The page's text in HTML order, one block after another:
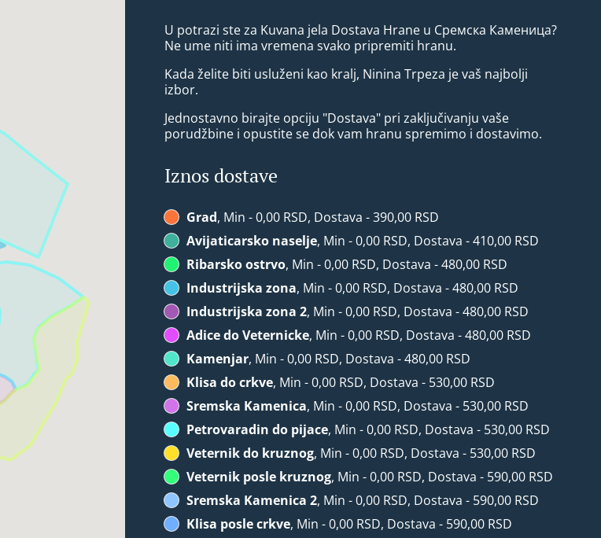
U potrazi ste za Kuvana jela Dostava Hrane u Сремска Каменица?
Ne ume niti ima vremena svako pripremiti hranu.
Kada želite biti usluženi kao kralj, Ninina Trpeza je vaš najbolji
izbor.
Jednostavno birajte opciju "Dostava" pri zaključivanju vaše
porudžbine i opustite se dok vam hranu spremimo i dostavimo.
Iznos dostave
Grad, Min - 0,00 RSD, Dostava - 390,00 RSD
Avijaticarsko naselje, Min - 0,00 RSD, Dostava - 410,00 RSD
Ribarsko ostrvo, Min - 0,00 RSD, Dostava - 480,00 RSD
Industrijska zona, Min - 0,00 RSD, Dostava - 480,00 RSD
Industrijska zona 2, Min - 0,00 RSD, Dostava - 480,00 RSD
Adice do Veternicke, Min - 0,00 RSD, Dostava - 480,00 RSD
Kamenjar, Min - 0,00 RSD, Dostava - 480,00 RSD
Klisa do crkve, Min - 0,00 RSD, Dostava - 530,00 RSD
Sremska Kamenica, Min - 0,00 RSD, Dostava - 530,00 RSD
Petrovaradin do pijace, Min - 0,00 RSD, Dostava - 530,00 RSD
Veternik do kruznog, Min - 0,00 RSD, Dostava - 530,00 RSD
Veternik posle kruznog, Min - 0,00 RSD, Dostava - 590,00 RSD
Sremska Kamenica 2, Min - 0,00 RSD, Dostava - 590,00 RSD
Klisa posle crkve, Min - 0,00 RSD, Dostava - 590,00 RSD